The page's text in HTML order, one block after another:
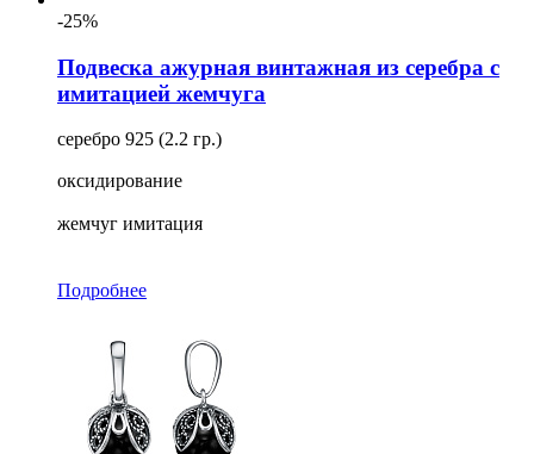
-25%
Подвеска ажурная винтажная из серебра с
имитацией жемчуга
серебро 925 (2.2 гр.)
оксидирование
жемчуг имитация
Подробнее